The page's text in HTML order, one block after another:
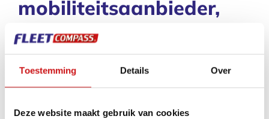
Toestemming Details Over
Deze website maakt gebruik van cookies
mobiliteitsaanbieder,
één factuur
Het gemak van één mobiliteitsaanbieder en één
factuur. Tevens is het mogelijk een maximum per
pas in te stellen, zodat uw medewerkers nooit meer